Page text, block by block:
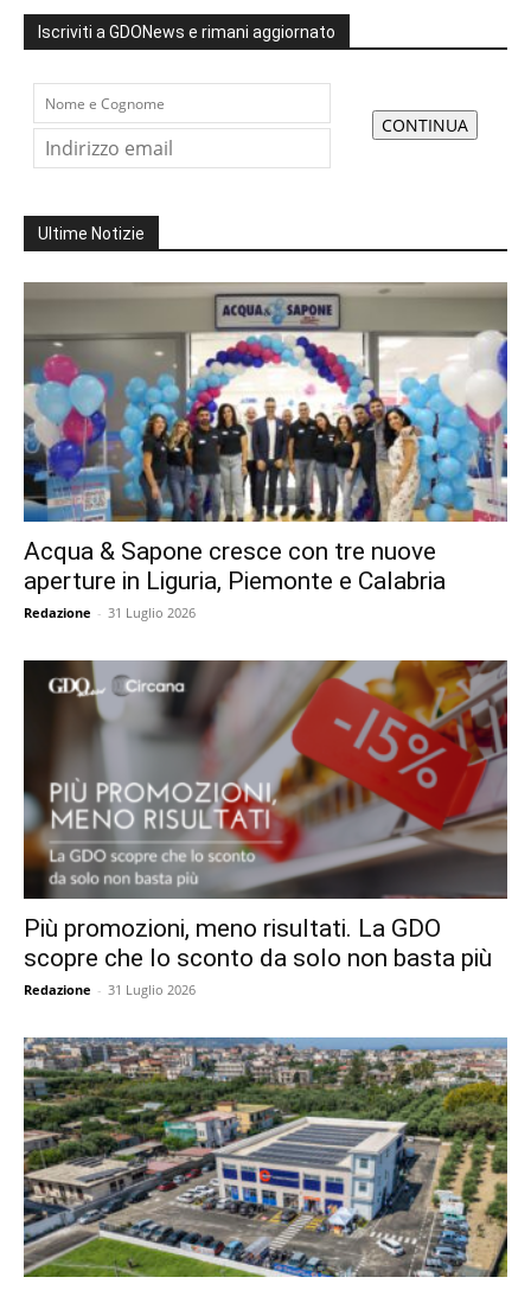
Iscriviti a GDONews e rimani aggiornato
Ultime Notizie
Acqua & Sapone cresce con tre nuove
aperture in Liguria, Piemonte e Calabria
Redazione - 31 Luglio 2026
Più promozioni, meno risultati. La GDO
scopre che lo sconto da solo non basta più
Redazione - 31 Luglio 2026